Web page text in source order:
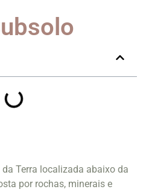
Terra localizada abaixo da
por rochas, minerais e